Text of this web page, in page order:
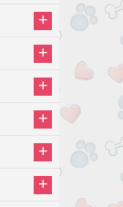
+
+
+
+
+
+